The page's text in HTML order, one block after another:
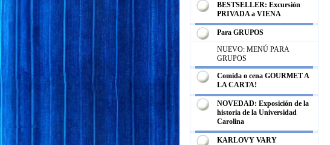
BESTSELLER: Excursión
PRIVADA a VIENA
Para GRUPOS
NUEVO: MENÚ PARA
GRUPOS
Comida o cena GOURMET A
LA CARTA!
NOVEDAD: Exposición de la
historia de la Universidad
Carolina
KARLOVY VARY